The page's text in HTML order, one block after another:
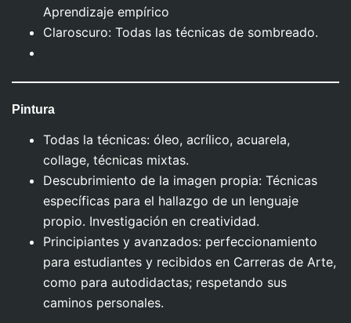
Aprendizaje empírico
Claroscuro: Todas las técnicas de sombreado.
Pintura
Todas la técnicas: óleo, acrílico, acuarela,
collage, técnicas mixtas.
Descubrimiento de la imagen propia: Técnicas
específicas para el hallazgo de un lenguaje
propio. Investigación en creatividad.
Principiantes y avanzados: perfeccionamiento
para estudiantes y recibidos en Carreras de Arte,
como para autodidactas; respetando sus
caminos personales.